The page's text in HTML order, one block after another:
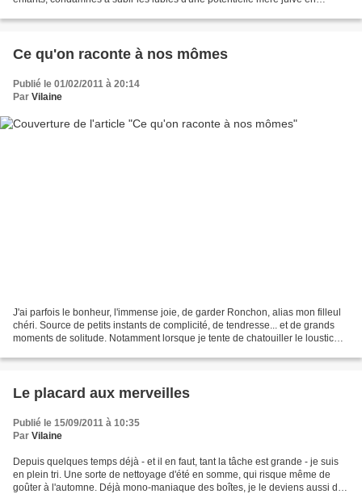
Ce qu'on raconte à nos mômes
Publié le 01/02/2011 à 20:14
Par Vilaine
J'ai parfois le bonheur, l'immense joie, de garder Ronchon, alias mon filleul
chéri. Source de petits instants de complicité, de tendresse... et de grands
moments de solitude. Notamment lorsque je tente de chatouiller le loustic
Le placard aux merveilles
Publié le 15/09/2011 à 10:35
Par Vilaine
Depuis quelques temps déjà - et il en faut, tant la tâche est grande - je suis
en plein tri. Une sorte de nettoyage d'été en somme, qui risque même de
goûter à l'automne. Déjà mono-maniaque des boîtes, je le deviens aussi des